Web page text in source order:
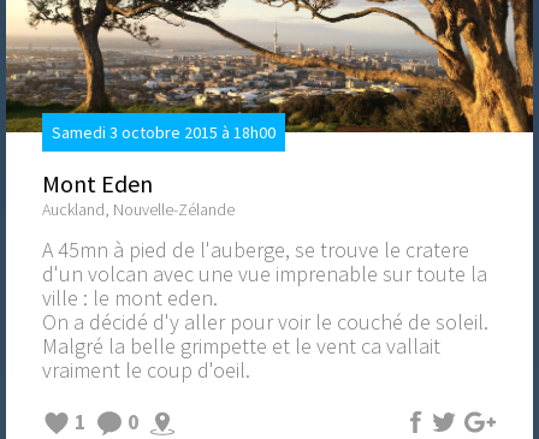
Samedi 3 octobre 2015 à 18h00
Mont Eden
Auckland, Nouvelle-Zélande
A 45mn à pied de l'auberge, se trouve le cratere
d'un volcan avec une vue imprenable sur toute la
ville : le mont eden.
On a décidé d'y aller pour voir le couché de soleil.
Malgré la belle grimpette et le vent ca vallait
vraiment le coup d'oeil.
1
0